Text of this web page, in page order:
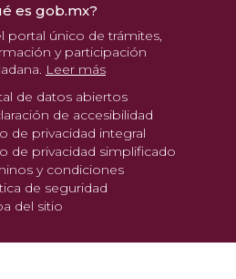
es gob.mx?
portal único de trámites,
y participación
Leer más
de datos abiertos
de accesibilidad
de privacidad integral
de privacidad simplificado
y condiciones
de seguridad
del sitio